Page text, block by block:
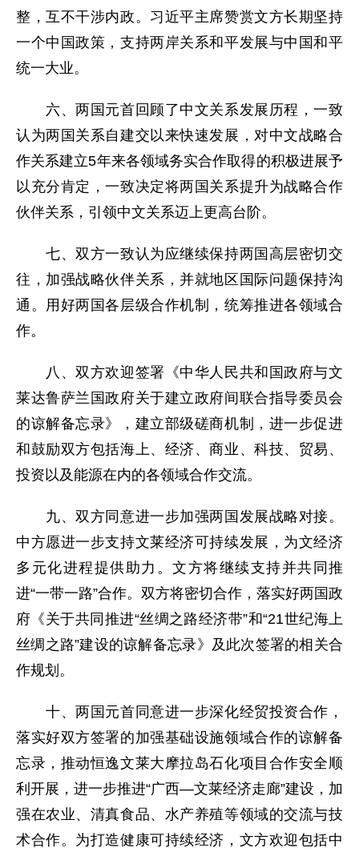
整，互不干涉内政。习近平主席赞赏文方长期坚持
一个中国政策，支持两岸关系和平发展与中国和平
统一大业。
六、两国元首回顾了中文关系发展历程，一致
认为两国关系自建交以来快速发展，对中文战略合
作关系建立5年来各领域务实合作取得的积极进展予
以充分肯定，一致决定将两国关系提升为战略合作
伙伴关系，引领中文关系迈上更高台阶。
七、双方一致认为应继续保持两国高层密切交
往，加强战略伙伴关系，并就地区国际问题保持沟
通。用好两国各层级合作机制，统筹推进各领域合
作。
八、双方欢迎签署《中华人民共和国政府与文
莱达鲁萨兰国政府关于建立政府间联合指导委员会
的谅解备忘录》，建立部级磋商机制，进一步促进
和鼓励双方包括海上、经济、商业、科技、贸易、
投资以及能源在内的各领域合作交流。
九、双方同意进一步加强两国发展战略对接。
中方愿进一步支持文莱经济可持续发展，为文经济
多元化进程提供助力。文方将继续支持并共同推
进“一带一路”合作。双方将密切合作，落实好两国政
府《关于共同推进“丝绸之路经济带”和“21世纪海上
丝绸之路”建设的谅解备忘录》及此次签署的相关合
作规划。
十、两国元首同意进一步深化经贸投资合作，
落实好双方签署的加强基础设施领域合作的谅解备
忘录，推动恒逸文莱大摩拉岛石化项目合作安全顺
利开展，进一步推进“广西—文莱经济走廊”建设，加
强在农业、清真食品、水产养殖等领域的交流与技
术合作。为打造健康可持续经济，文方欢迎包括中